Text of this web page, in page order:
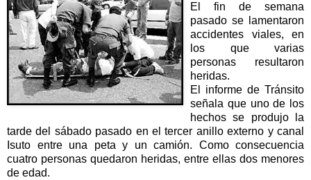
El fin de semana
pasado se lamentaron
accidentes viales, en
los que varias
personas resultaron
heridas.
El informe de Tránsito
señala que uno de los
hechos se produjo la
tarde del sábado pasado en el tercer anillo externo y canal
Isuto entre una peta y un camión. Como consecuencia
cuatro personas quedaron heridas, entre ellas dos menores
de edad.